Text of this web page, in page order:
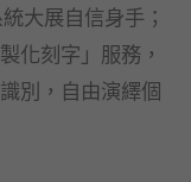
大展自信身手；
化刻字」服務，
別，自由演繹個